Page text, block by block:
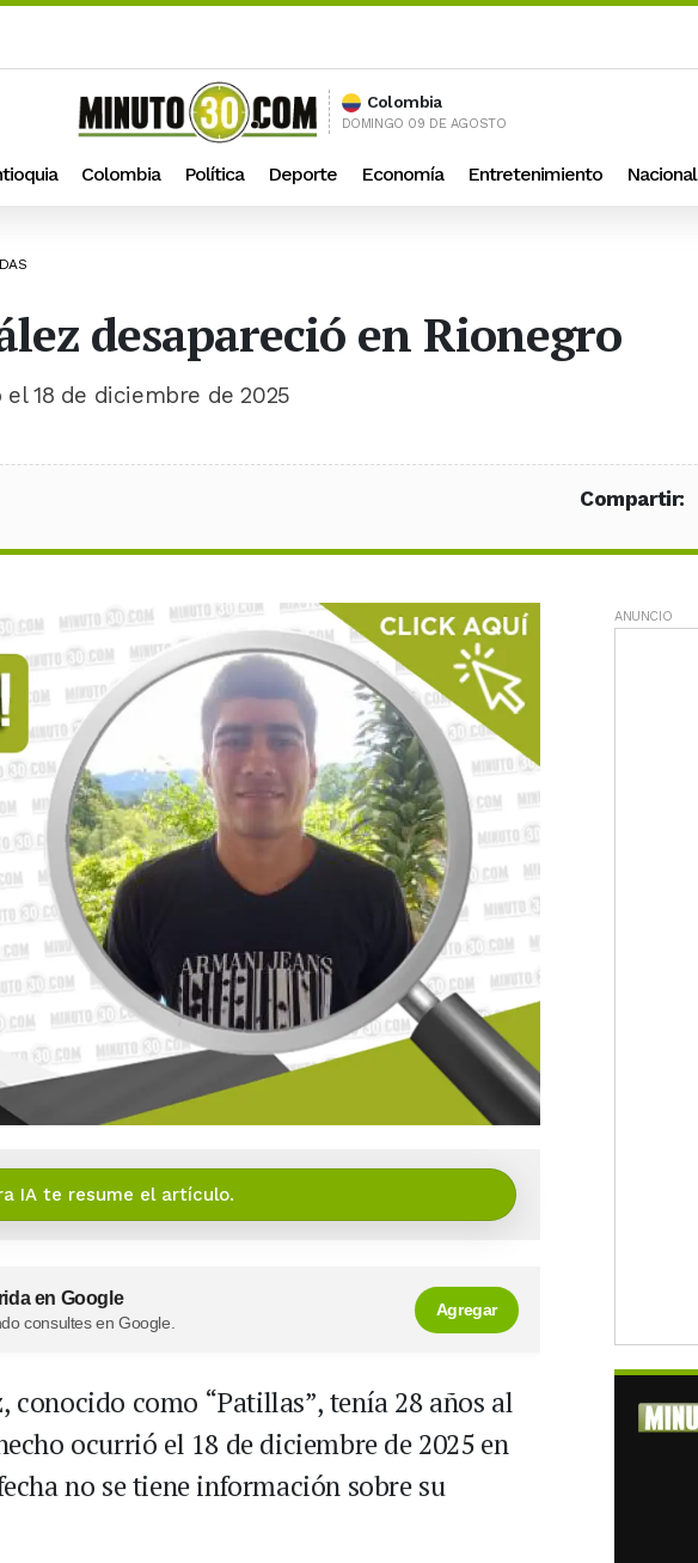
Colombia
DOMINGO 09 DE AGOSTO
Colombia Política Deporte Economía Entretenimiento Nacional
desapareció en Rionegro
18 de diciembre de 2025
Compartir:
IA te resume el artículo.
en Google
consultes en Google.
Agregar
como “Patillas”, tenía 28 años al
ocurrió el 18 de diciembre de 2025 en
no se tiene información sobre su
ANUNCIO